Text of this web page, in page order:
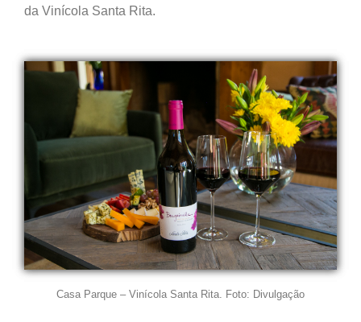
da Vinícola Santa Rita.
Casa Parque – Vinícola Santa Rita. Foto: Divulgação